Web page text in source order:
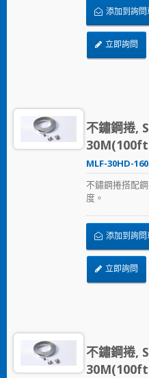
添加到詢問
立即詢問
不鏽鋼捲,
MLF-30HD-
不鏽鋼捲搭配
度。
添加到詢問
立即詢問
不鏽鋼捲,